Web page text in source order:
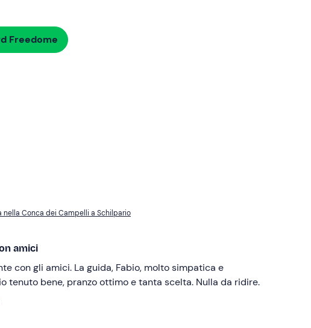
Freedome
nella Conca dei Campelli a Schilpario
amici
con gli amici. La guida, Fabio, molto simpatica e
tenuto bene, pranzo ottimo e tanta scelta. Nulla da ridire.